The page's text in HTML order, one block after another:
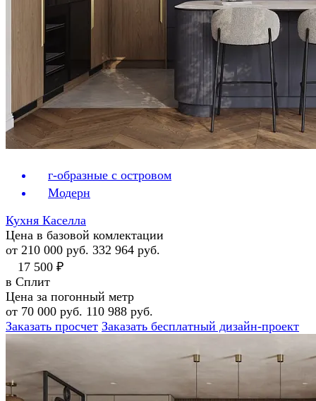
г-образные с островом
Модерн
Кухня Каселла
Цена в базовой комлектации
от 210 000 руб. 332 964 руб.
17 500 ₽
в Сплит
Цена за погонный метр
от 70 000 руб. 110 988 руб.
Заказать просчет Заказать бесплатный дизайн-проект